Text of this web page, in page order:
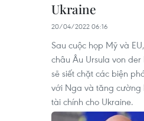
Ukraine
20/04/2022 06:16
Sau cuộc họp Mỹ và
châu Âu Ursula von der
sẽ siết chặt các biện
với Nga và tăng cường
tài chính cho Ukraine.